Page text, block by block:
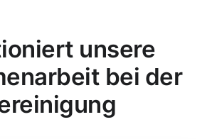
unsere
bei der